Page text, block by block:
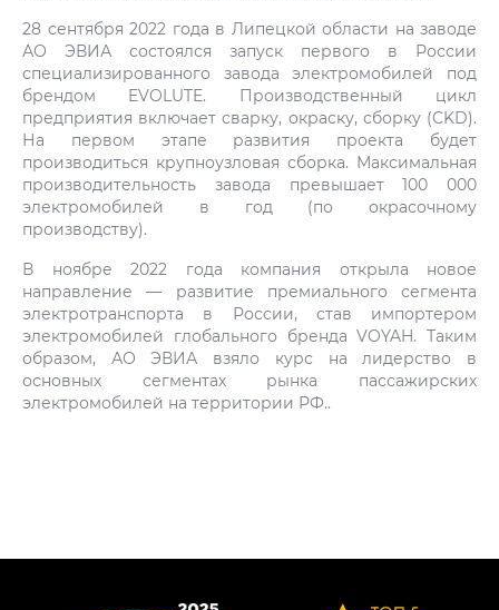
28 сентября 2022 года в Липецкой области на заводе
АО ЭВИА состоялся запуск первого в России
специализированного завода электромобилей под
брендом EVOLUTE. Производственный цикл
предприятия включает сварку, окраску, сборку (CKD).
На первом этапе развития проекта будет
производиться крупноузловая сборка. Максимальная
производительность завода превышает 100 000
электромобилей в год (по окрасочному
производству).
В ноябре 2022 года компания открыла новое
направление — развитие премиального сегмента
электротранспорта в России, став импортером
электромобилей глобального бренда VOYAH. Таким
образом, АО ЭВИА взяло курс на лидерство в
основных сегментах рынка пассажирских
электромобилей на территории РФ..